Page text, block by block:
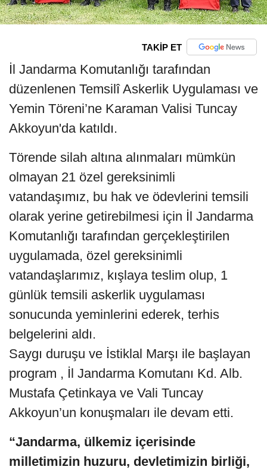
TAKİP ET
İl Jandarma Komutanlığı tarafından
düzenlenen Temsilî Askerlik Uygulaması ve
Yemin Töreni’ne Karaman Valisi Tuncay
Akkoyun'da katıldı.
Törende silah altına alınmaları mümkün
olmayan 21 özel gereksinimli
vatandaşımız, bu hak ve ödevlerini temsili
olarak yerine getirebilmesi için İl Jandarma
Komutanlığı tarafından gerçekleştirilen
uygulamada, özel gereksinimli
vatandaşlarımız, kışlaya teslim olup, 1
günlük temsili askerlik uygulaması
sonucunda yeminlerini ederek, terhis
belgelerini aldı.
Saygı duruşu ve İstiklal Marşı ile başlayan
program , İl Jandarma Komutanı Kd. Alb.
Mustafa Çetinkaya ve Vali Tuncay
Akkoyun’un konuşmaları ile devam etti.
“Jandarma, ülkemiz içerisinde
milletimizin huzuru, devletimizin birliği,